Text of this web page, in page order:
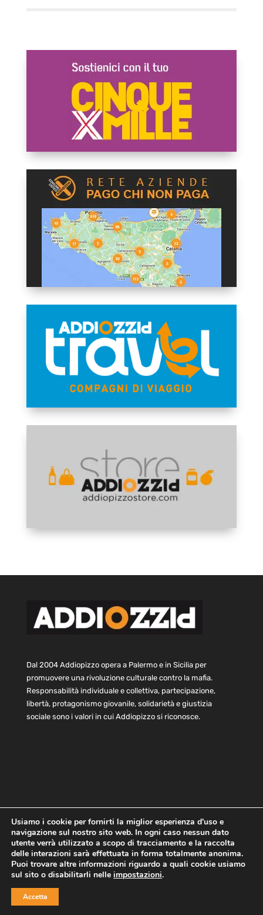
Dal 2004 Addiopizzo opera a Palermo e in Sicilia per
promuovere una rivoluzione culturale contro la mafia.
Responsabilità individuale e collettiva, partecipazione,
libertà, protagonismo giovanile, solidarietà e giustizia
sociale sono i valori in cui Addiopizzo si riconosce.
Home Statuto e bilancio
Contatti
Privacy
Cookie Child Protection Policy
Copyright © 2021 AddioPizzo | Tutti i diritti riservati | Sede
Usiamo i cookie per fornirti la miglior esperienza d'uso e
navigazione sul nostro sito web. In ogni caso nessun dato
utente verrà utilizzato a scopo di tracciamento e la raccolta
delle interazioni sarà effettuata in forma totalmente anonima.
Puoi trovare altre informazioni riguardo a quali cookie usiamo
sul sito o disabilitarli nelle impostazioni.
Accetta